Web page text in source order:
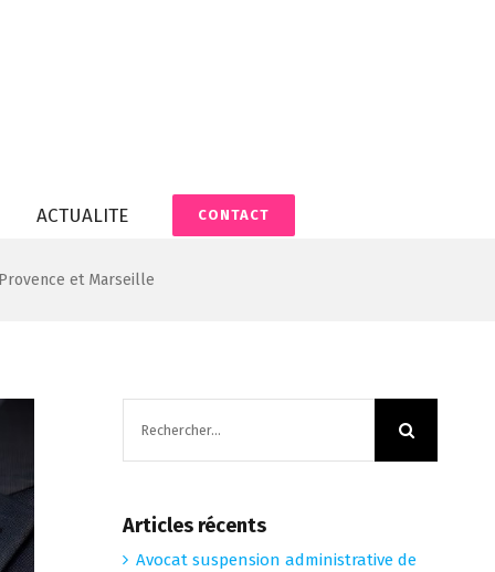
ACTUALITE CONTACT
et Marseille
Articles récents
Avocat suspension administrative de